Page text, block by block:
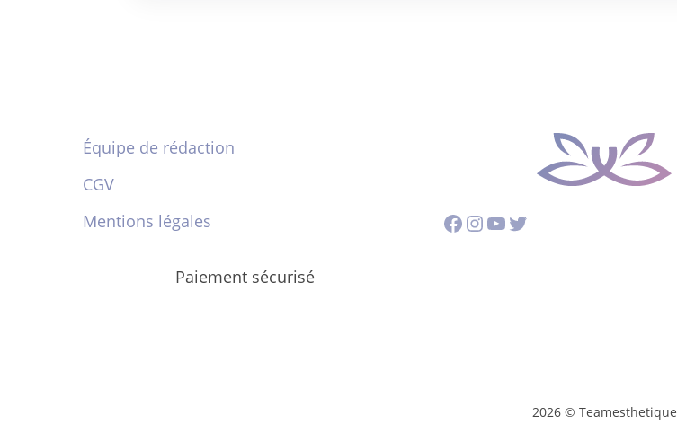
Équipe de rédaction
CGV
Mentions légales
Paiement sécurisé
Facebook
Instagram
YouTube
Twitter
2026 © Teamesthetique